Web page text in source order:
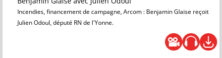
Incendies, financement de campagne, Arcom : Benjamin Glaise reçoit
Julien Odoul, député RN de l'Yonne.